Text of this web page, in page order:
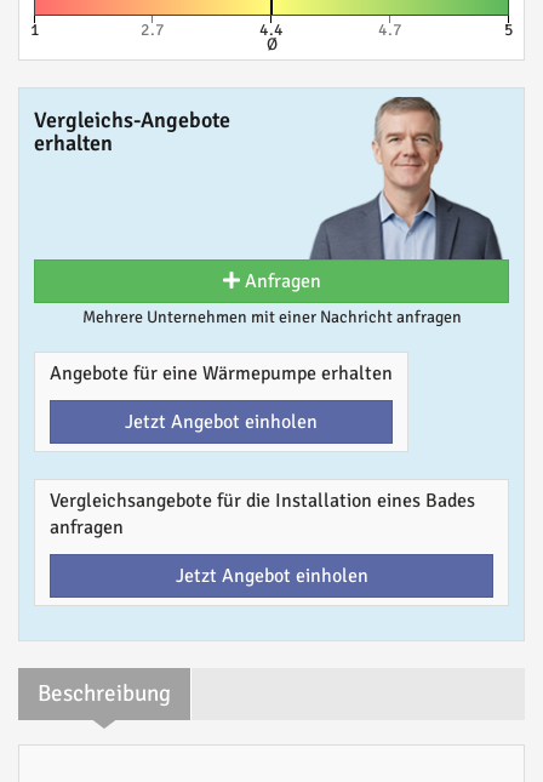
1 2.7 4.4
Ø
4.7 5
Vergleichs-Angebote
erhalten
Anfragen
Mehrere Unternehmen mit einer Nachricht anfragen
Angebote für eine Wärmepumpe erhalten
Jetzt Angebot einholen
Vergleichsangebote für die Installation eines Bades
anfragen
Jetzt Angebot einholen
Beschreibung